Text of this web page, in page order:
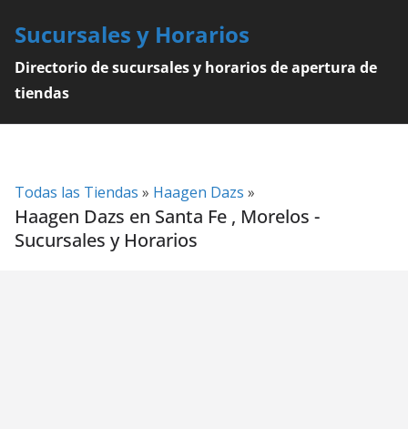
content
Sucursales y Horarios
Directorio de sucursales y horarios de apertura de
tiendas
Todas las Tiendas » Haagen Dazs »
Haagen Dazs en Santa Fe , Morelos -
Sucursales y Horarios